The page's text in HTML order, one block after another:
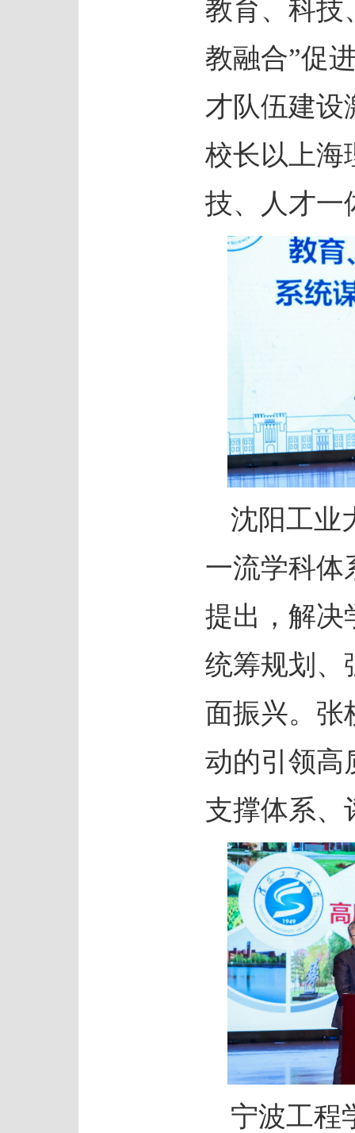
教育、科技
教融合”促
才队伍建设
校长以上海
技、人才一
沈阳工业
一流学科体
提出，解决
统筹规划、
面振兴。张
动的引领高
支撑体系、
宁波工程